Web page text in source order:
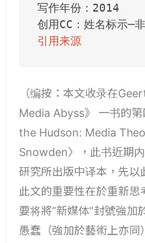
写作年份：2014
引用来源
（编按：本文收录在
Media Abyss》 一书的
the Hudson: Media
Snowden〉，此书近期
研究所出版中译本，先以
此文的重要性在於重新思
要将將”新媒体”封號強加
愚蠢（強加於藝術上亦同